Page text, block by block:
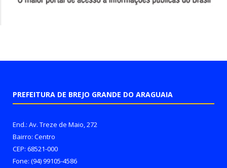
PREFEITURA DE BREJO GRANDE DO ARAGUAIA
End.: Av. Treze de Maio, 272
Bairro: Centro
CEP: 68521-000
Fone: (94) 99105-4586